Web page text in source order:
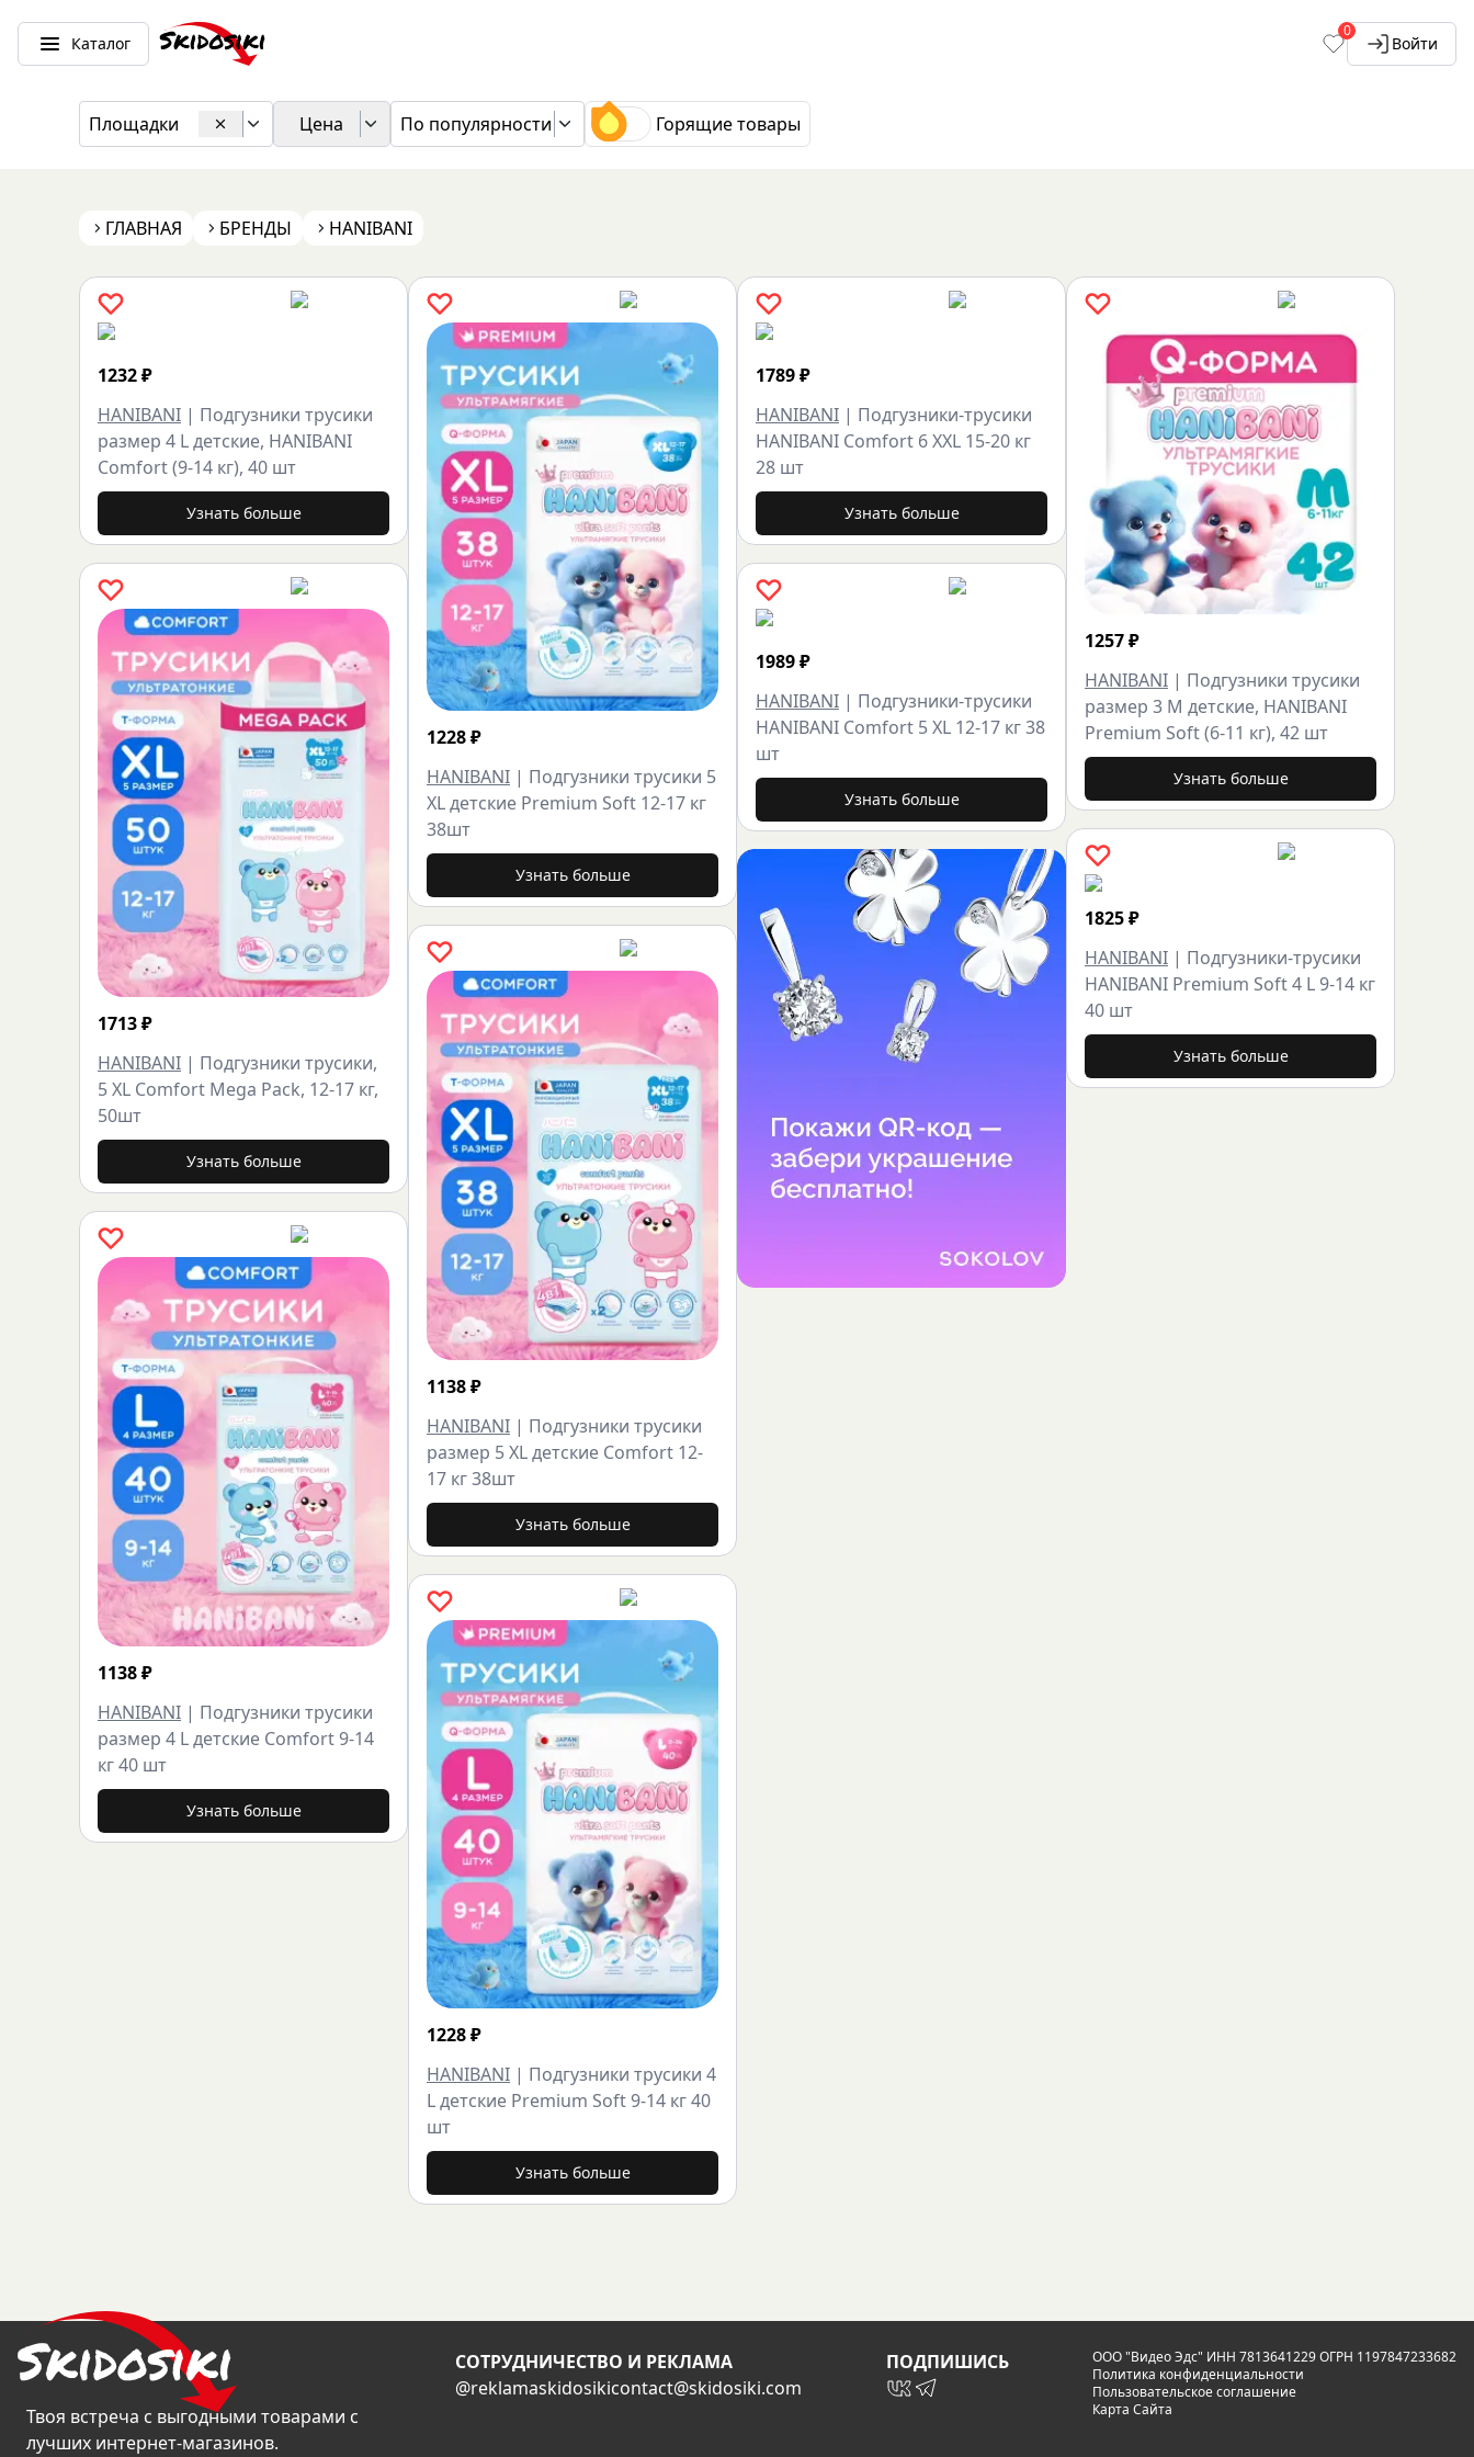
Каталог
0
Войти
Площадки Цена По популярности Горящие товары
ГЛАВНАЯ БРЕНДЫ HANIBANI
1232₽
HANIBANI | Подгузники трусики
размер 4 L детские, HANIBANI
Comfort (9-14 кг), 40 шт
Узнать больше
1713₽
HANIBANI | Подгузники трусики,
5 XL Comfort Mega Pack, 12-17 кг,
50шт
Узнать больше
1138₽
HANIBANI | Подгузники трусики
размер 4 L детские Comfort 9-14
кг 40 шт
Узнать больше
1228₽
HANIBANI | Подгузники трусики 5
XL детские Premium Soft 12-17 кг
38шт
Узнать больше
1138₽
HANIBANI | Подгузники трусики
размер 5 XL детские Comfort 12-
17 кг 38шт
Узнать больше
1228₽
HANIBANI | Подгузники трусики 4
L детские Premium Soft 9-14 кг 40
шт
Узнать больше
1789₽
HANIBANI | Подгузники-трусики
HANIBANI Comfort 6 XXL 15-20 кг
28 шт
Узнать больше
1989₽
HANIBANI | Подгузники-трусики
HANIBANI Comfort 5 XL 12-17 кг 38
шт
Узнать больше
1257₽
HANIBANI | Подгузники трусики
размер 3 M детские, HANIBANI
Premium Soft (6-11 кг), 42 шт
Узнать больше
1825₽
HANIBANI | Подгузники-трусики
HANIBANI Premium Soft 4 L 9-14 кг
40 шт
Узнать больше
Твоя встреча с выгодными товарами с
лучших интернет-магазинов.
CОТРУДНИЧЕСТВО И РЕКЛАМА
@reklamaskidosikicontact@skidosiki.com
ПОДПИШИСЬ
ООО "Видео Эдс" ИНН 7813641229 ОГРН 1197847233682
Политика конфиденциальности
Пользовательское соглашение
Карта Сайта